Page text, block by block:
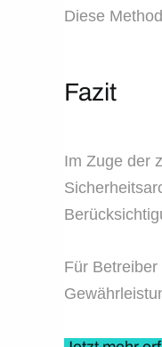
Diese
Fazit
Im Zuge der
Für